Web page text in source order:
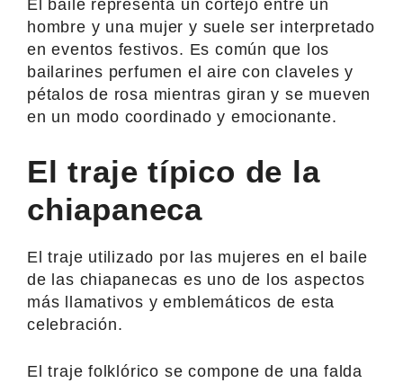
El baile representa un cortejo entre un
hombre y una mujer y suele ser interpretado
en eventos festivos. Es común que los
bailarines perfumen el aire con claveles y
pétalos de rosa mientras giran y se mueven
en un modo coordinado y emocionante.
El traje típico de la
chiapaneca
El traje utilizado por las mujeres en el baile
de las chiapanecas es uno de los aspectos
más llamativos y emblemáticos de esta
celebración.
El traje folklórico se compone de una falda